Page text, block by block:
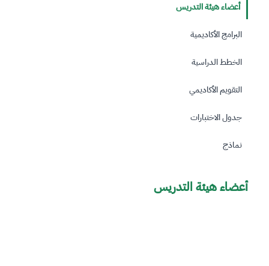
أعضاء هيئة التدريس
البرامج الأكاديمية
الخطط الدراسية
التقويم الأكاديمي
جدول الاختبارات
نماذج
أعضاء هيئة التدريس